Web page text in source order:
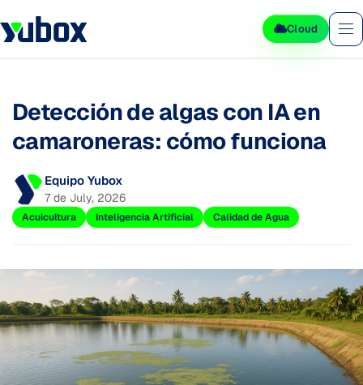
Cloud
Detección de algas con IA en
camaroneras: cómo funciona
Equipo Yubox
7 de July, 2026
Acuicultura Inteligencia Artificial Calidad de Agua